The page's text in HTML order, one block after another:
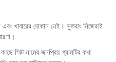
খাবারের দোকান নেই। সুতরাং নিজেরাই
স্মিট নামের জনপ্রিয় গ্রামটির কথা